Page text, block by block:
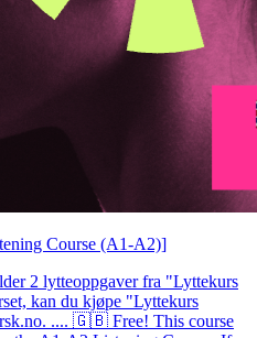
Course (A1-A2)]
2 lytteoppgaver fra "Lyttekurs
kan du kjøpe "Lyttekurs
.... 🇬🇧 Free! This course